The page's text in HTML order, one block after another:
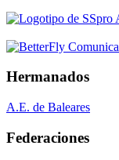
Hermanados
A.E. de Baleares
Federaciones